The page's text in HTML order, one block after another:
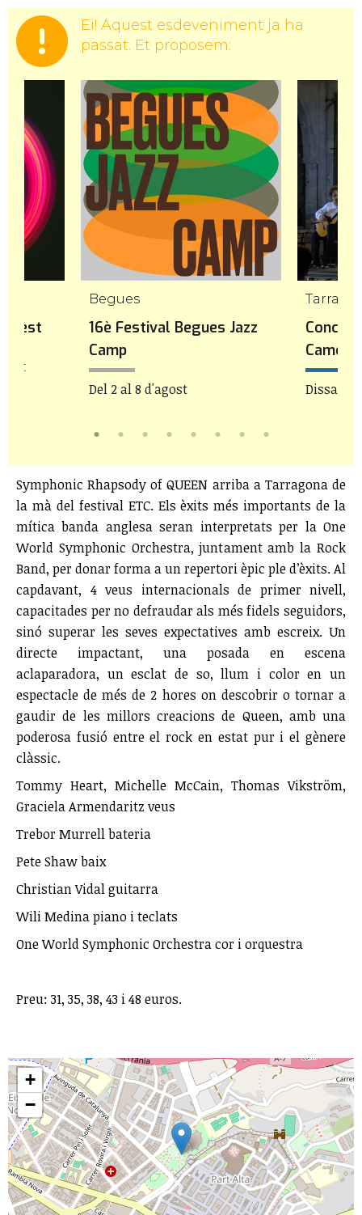
Ei! Aquest esdeveniment ja ha
passat. Et proposem:
Begues
16è Festival Begues Jazz
Camp
Del 2 al 8 d'agost Dissabte
Symphonic Rhapsody of QUEEN arriba a Tarragona de
la mà del festival ETC. Els èxits més importants de la
mítica banda anglesa seran interpretats per la One
World Symphonic Orchestra, juntament amb la Rock
Band, per donar forma a un repertori èpic ple d’èxits. Al
capdavant, 4 veus internacionals de primer nivell,
capacitades per no defraudar als més fidels seguidors,
sinó superar les seves expectatives amb escreix. Un
directe impactant, una posada en escena
aclaparadora, un esclat de so, llum i color en un
espectacle de més de 2 hores on descobrir o tornar a
gaudir de les millors creacions de Queen, amb una
poderosa fusió entre el rock en estat pur i el gènere
clàssic.
Tommy Heart, Michelle McCain, Thomas Vikström,
Graciela Armendaritz veus
Trebor Murrell bateria
Pete Shaw baix
Christian Vidal guitarra
Wili Medina piano i teclats
One World Symphonic Orchestra cor i orquestra
Preu: 31, 35, 38, 43 i 48 euros.
+
−